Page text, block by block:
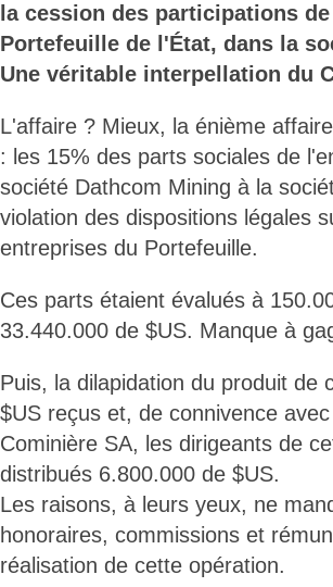
la cession des participations
Portefeuille de l'État, dans la
Une véritable interpellation du
L'affaire ? Mieux, la énième
: les 15% des parts sociales de
société Dathcom Mining à la
violation des dispositions légales
entreprises du Portefeuille.
Ces parts étaient évalués à
33.440.000 de $US. Manque à
Puis, la dilapidation du produit de
$US reçus et, de connivence
Cominière SA, les dirigeants de
distribués 6.800.000 de $US.
Les raisons, à leurs yeux, ne
honoraires, commissions et
réalisation de cette opération.